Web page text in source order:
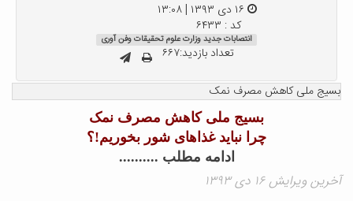
۱۶ دی ۱۳۹۳ | ۱۳:۰۸
کد : ۶۴۳۳
انتصابات جدید وزارت علوم تحقیقات وفن آوری
تعداد بازدید:۶۶۷
بسیج ملی کاهش مصرف نمک
بسیج ملی کاهش مصرف نمک
چرا نباید غذاهای شور بخوریم!؟
ادامه مطلب ..........
آخرین ویرایش ۱۶ دی ۱۳۹۳